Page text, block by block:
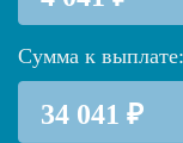
Сумма к выплате: